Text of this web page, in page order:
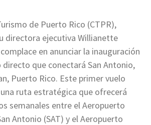
de Puerto Rico (CTPR),
directora ejecutiva Willianette
en anunciar la inauguración
directo que conectará San Antonio,
Puerto Rico. Este primer vuelo
ruta estratégica que ofrecerá
semanales entre el Aeropuerto
Antonio (SAT) y el Aeropuerto